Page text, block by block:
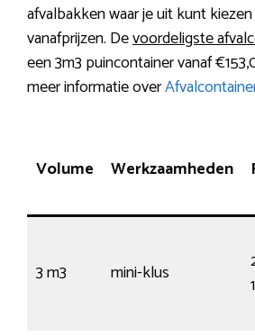
afvalbakken waar je uit kunt
vanafprijzen. Devoordeligste
een 3m3 puincontainer vanaf
meer informatie over
Volume Werkzaamheden
3 m3 mini-klus